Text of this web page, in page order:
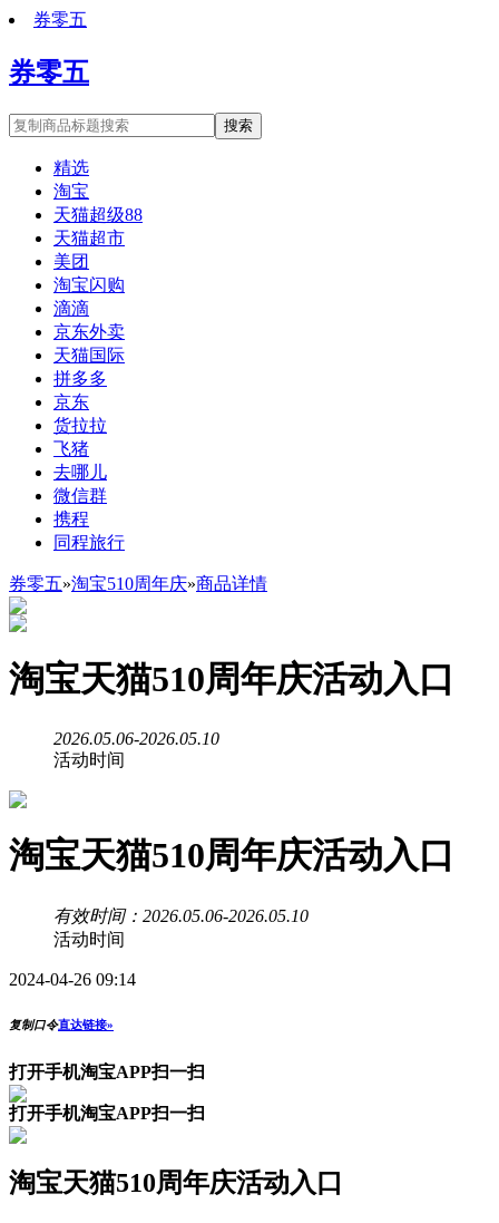
券零五
券零五
搜索
精选
淘宝
天猫超级88
天猫超市
美团
淘宝闪购
滴滴
京东外卖
天猫国际
拼多多
京东
货拉拉
飞猪
去哪儿
微信群
携程
同程旅行
券零五»淘宝510周年庆»商品详情
淘宝天猫510周年庆活动入口
2026.05.06-2026.05.10
活动时间
淘宝天猫510周年庆活动入口
有效时间：2026.05.06-2026.05.10
活动时间
2024-04-26 09:14
复制口令直达链接»
打开手机淘宝APP扫一扫
打开手机淘宝APP扫一扫
淘宝天猫510周年庆活动入口